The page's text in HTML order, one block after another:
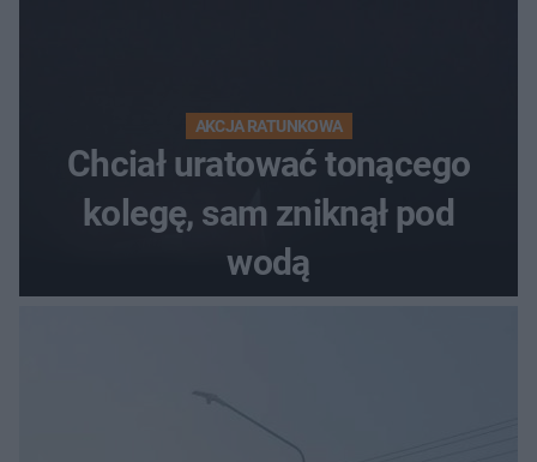
AKCJA RATUNKOWA
Chciał uratować tonącego
kolegę, sam zniknął pod
wodą